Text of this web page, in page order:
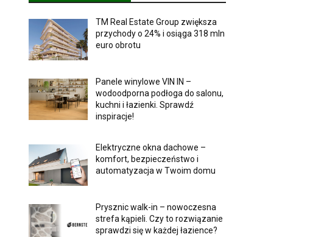
TM Real Estate Group zwiększa
przychody o 24% i osiąga 318 mln
euro obrotu
Panele winylowe VIN IN –
wodoodporna podłoga do salonu,
kuchni i łazienki. Sprawdź
inspiracje!
Elektryczne okna dachowe –
komfort, bezpieczeństwo i
automatyzacja w Twoim domu
Prysznic walk-in – nowoczesna
strefa kąpieli. Czy to rozwiązanie
sprawdzi się w każdej łazience?